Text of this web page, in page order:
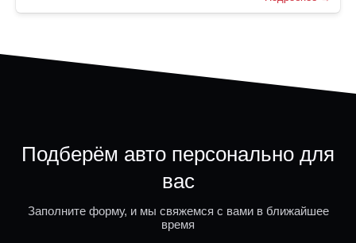
Подберём авто персонально для
вас
Заполните форму, и мы свяжемся с вами в ближайшее
время